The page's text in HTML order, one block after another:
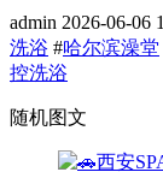
admin 2026-06-06
洗浴 #哈尔滨澡堂
控洗浴
随机图文